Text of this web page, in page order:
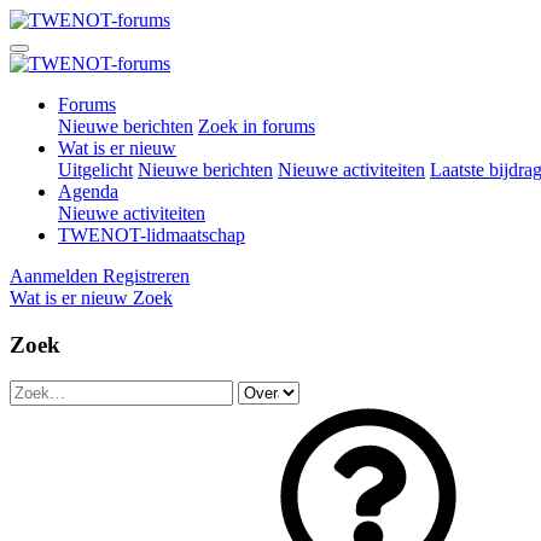
Forums
Nieuwe berichten Zoek in forums
Wat is er nieuw
Uitgelicht Nieuwe berichten Nieuwe activiteiten Laatste
Agenda
Nieuwe activiteiten
TWENOT-lidmaatschap
Aanmelden Registreren
Wat is er nieuw Zoek
Zoek